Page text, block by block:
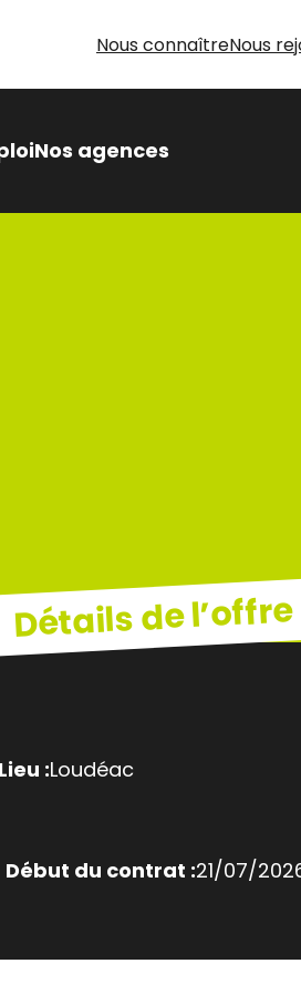
Nous connaîtreNous
Nos agences
Détails de l’offre
Lieu :Loudéac
Début du contrat :21/07/